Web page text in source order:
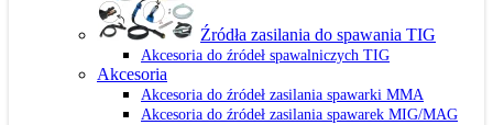
Źródła zasilania do spawania TIG
Akcesoria do źródeł spawalniczych TIG
Akcesoria
Akcesoria do źródeł zasilania spawarki MMA
Akcesoria do źródeł zasilania spawarek MIG/MAG